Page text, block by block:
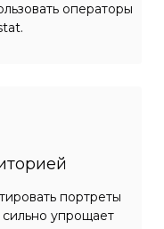
операторы
портреты
упрощает